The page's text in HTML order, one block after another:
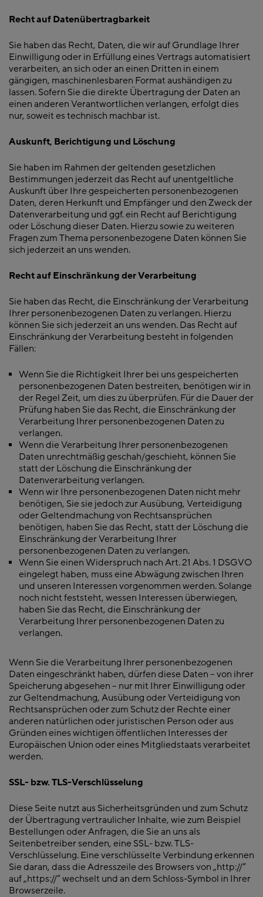
Recht auf Datenübertragbarkeit
Sie haben das Recht, Daten, die wir auf Grundlage Ihrer
Einwilligung oder in Erfüllung eines Vertrags automatisiert
verarbeiten, an sich oder an einen Dritten in einem
gängigen, maschinenlesbaren Format aushändigen zu
lassen. Sofern Sie die direkte Übertragung der Daten an
einen anderen Verantwortlichen verlangen, erfolgt dies
nur, soweit es technisch machbar ist.
Auskunft, Berichtigung und Löschung
Sie haben im Rahmen der geltenden gesetzlichen
Bestimmungen jederzeit das Recht auf unentgeltliche
Auskunft über Ihre gespeicherten personenbezogenen
Daten, deren Herkunft und Empfänger und den Zweck der
Datenverarbeitung und ggf. ein Recht auf Berichtigung
oder Löschung dieser Daten. Hierzu sowie zu weiteren
Fragen zum Thema personenbezogene Daten können Sie
sich jederzeit an uns wenden.
Recht auf Einschränkung der Verarbeitung
Sie haben das Recht, die Einschränkung der Verarbeitung
Ihrer personenbezogenen Daten zu verlangen. Hierzu
können Sie sich jederzeit an uns wenden. Das Recht auf
Einschränkung der Verarbeitung besteht in folgenden
Fällen:
Wenn Sie die Richtigkeit Ihrer bei uns gespeicherten
personenbezogenen Daten bestreiten, benötigen wir in
der Regel Zeit, um dies zu überprüfen. Für die Dauer der
Prüfung haben Sie das Recht, die Einschränkung der
Verarbeitung Ihrer personenbezogenen Daten zu
verlangen.
Wenn die Verarbeitung Ihrer personenbezogenen
Daten unrechtmäßig geschah/geschieht, können Sie
statt der Löschung die Einschränkung der
Datenverarbeitung verlangen.
Wenn wir Ihre personenbezogenen Daten nicht mehr
benötigen, Sie sie jedoch zur Ausübung, Verteidigung
oder Geltendmachung von Rechtsansprüchen
benötigen, haben Sie das Recht, statt der Löschung die
Einschränkung der Verarbeitung Ihrer
personenbezogenen Daten zu verlangen.
Wenn Sie einen Widerspruch nach Art. 21 Abs. 1 DSGVO
eingelegt haben, muss eine Abwägung zwischen Ihren
und unseren Interessen vorgenommen werden. Solange
noch nicht feststeht, wessen Interessen überwiegen,
haben Sie das Recht, die Einschränkung der
Verarbeitung Ihrer personenbezogenen Daten zu
verlangen.
Wenn Sie die Verarbeitung Ihrer personenbezogenen
Daten eingeschränkt haben, dürfen diese Daten – von ihrer
Speicherung abgesehen – nur mit Ihrer Einwilligung oder
zur Geltendmachung, Ausübung oder Verteidigung von
Rechtsansprüchen oder zum Schutz der Rechte einer
anderen natürlichen oder juristischen Person oder aus
Gründen eines wichtigen öffentlichen Interesses der
Europäischen Union oder eines Mitgliedstaats verarbeitet
werden.
SSL- bzw. TLS-Verschlüsselung
Diese Seite nutzt aus Sicherheitsgründen und zum Schutz
der Übertragung vertraulicher Inhalte, wie zum Beispiel
Bestellungen oder Anfragen, die Sie an uns als
Seitenbetreiber senden, eine SSL- bzw. TLS-
Verschlüsselung. Eine verschlüsselte Verbindung erkennen
Sie daran, dass die Adresszeile des Browsers von „http://“
auf „https://“ wechselt und an dem Schloss-Symbol in Ihrer
Browserzeile.